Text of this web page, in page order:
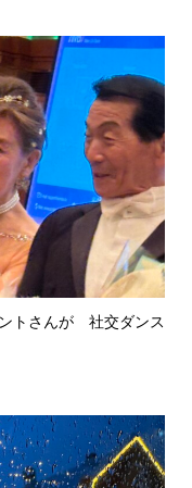
トさんが 社交ダンス